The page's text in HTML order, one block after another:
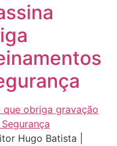
Hugo Batista |